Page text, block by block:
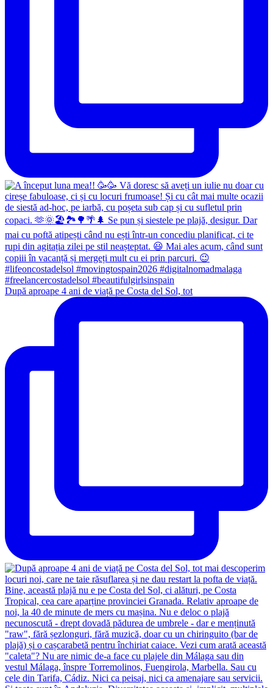
După aproape 4 ani de viață pe Costa del Sol, tot